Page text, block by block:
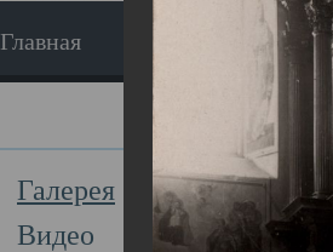
Главная Экскурсия
Галерея
Видео